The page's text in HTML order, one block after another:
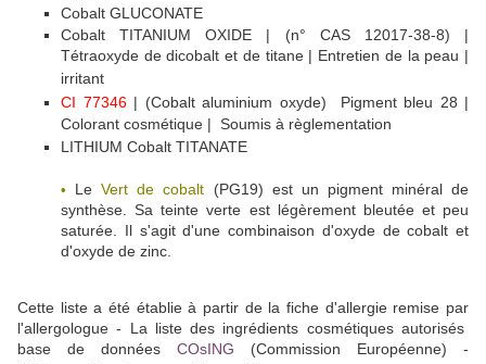
Cobalt GLUCONATE
Cobalt TITANIUM OXIDE | (n° CAS 12017-38-8) |
Tétraoxyde de dicobalt et de titane | Entretien de la peau |
irritant
CI 77346| (Cobalt aluminium oxyde)
Pigment bleu 28 |
Colorant cosmétique | Soumis à règlementation
LITHIUM Cobalt TITANATE
• LeVert de cobalt (PG19) est un pigment minéral de
synthèse. Sa teinte verte est légèrement bleutée et peu
saturée. Il s'agit d'une combinaison d'oxyde de cobalt et
d'oxyde de zinc.
Cette liste a été établie à partir de la fiche d'allergie remise par
l'allergologue - La liste des ingrédients cosmétiques autorisés
base de données COsING (Commission Européenne) -